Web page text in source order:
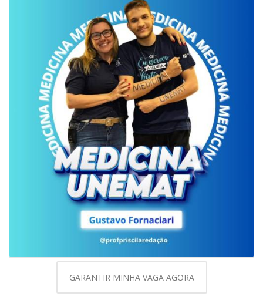
GARANTIR MINHA VAGA AGORA